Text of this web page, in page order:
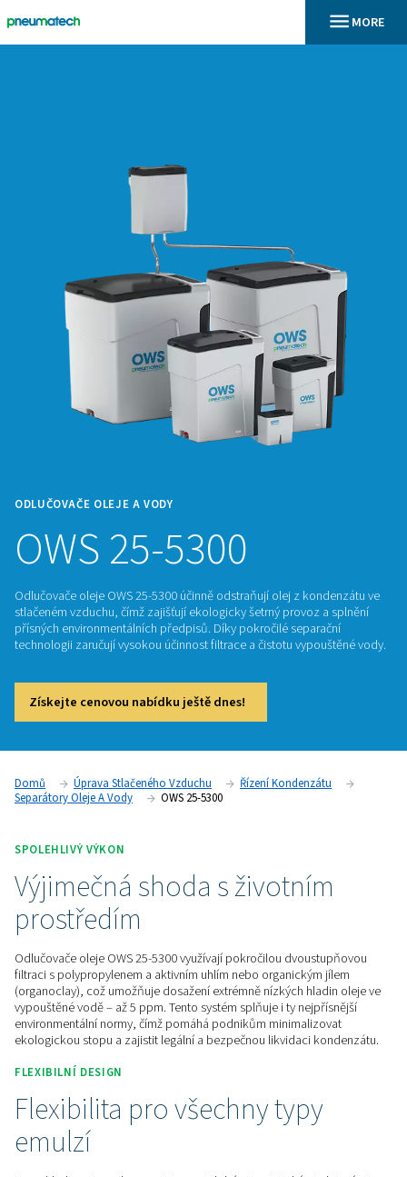
ODLUČOVAČE OLEJE A VODY
OWS 25-5300
Odlučovače oleje OWS 25-5300 účinně odstraňují olej z
přísných environmentálních předpisů. Díky pokročilé
technologii zaručují vysokou účinnost filtrace a čistotu
Získejte cenovou nabídku ještě dnes!
Domů Úprava Stlačeného Vzduchu
Řízení
Separátory Oleje A Vody
OWS 25-5300
SPOLEHLIVÝ VÝKON
Výjimečná shoda s
prostředím